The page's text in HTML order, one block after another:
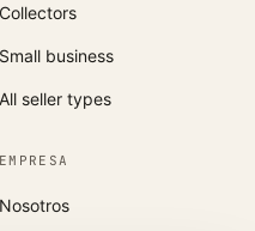
Collectors
Small business
All seller types
EMPRESA
Nosotros